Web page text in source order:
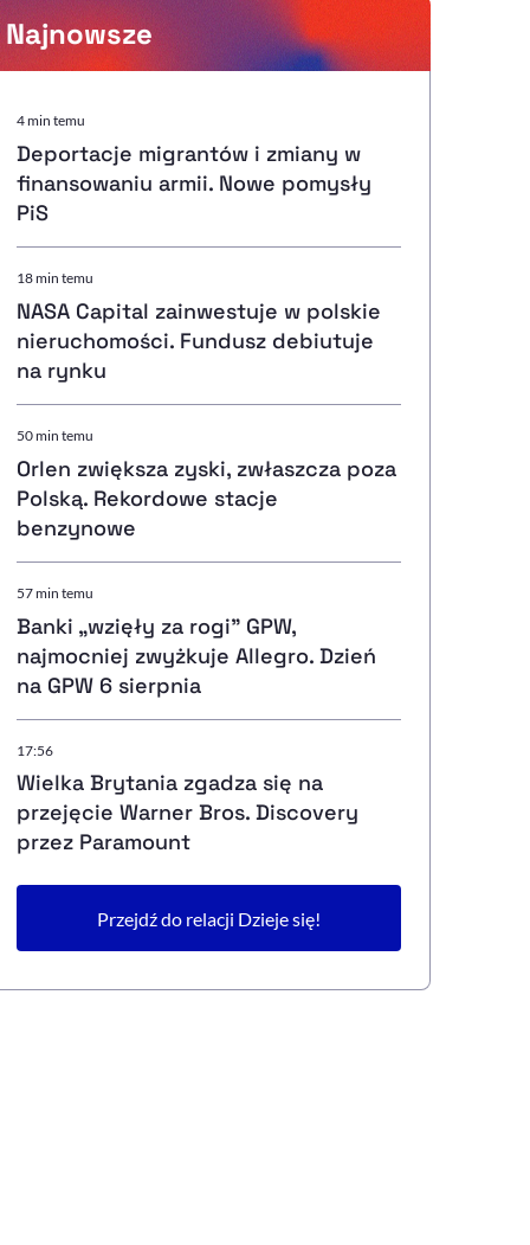
, otwiera się w nowym
Deklaracja dostępności
Najnowsze
4 min temu
Deportacje migrantów i zmiany w
finansowaniu armii. Nowe pomysły
PiS
18 min temu
NASA Capital zainwestuje w polskie
nieruchomości. Fundusz debiutuje
na rynku
50 min temu
Orlen zwiększa zyski, zwłaszcza poza
Polską. Rekordowe stacje
benzynowe
57 min temu
Banki „wzięły za rogi" GPW,
najmocniej zwyżkuje Allegro. Dzień
na GPW 6 sierpnia
17:56
Wielka Brytania zgadza się na
przejęcie Warner Bros. Discovery
przez Paramount
Przejdź do relacji Dzieje się!